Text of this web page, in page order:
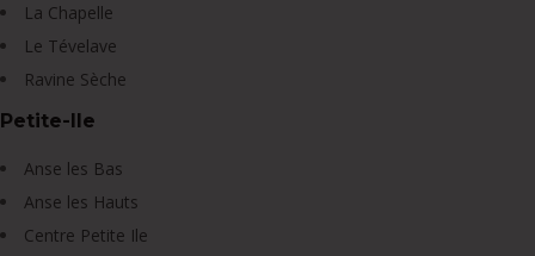
La Chapelle
Le Tévelave
Ravine Sèche
Petite-Ile
Anse les Bas
Anse les Hauts
Centre Petite Ile